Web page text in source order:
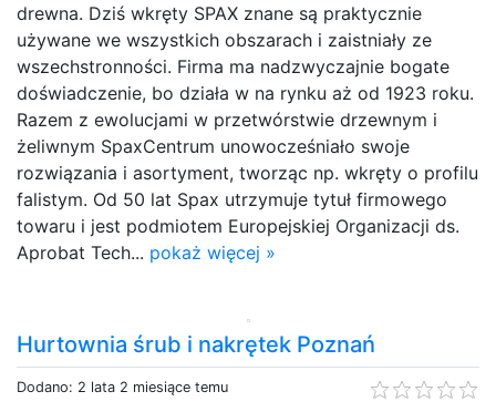
drewna. Dziś wkręty SPAX znane są praktycznie
używane we wszystkich obszarach i zaistniały ze
wszechstronności. Firma ma nadzwyczajnie bogate
doświadczenie, bo działa w na rynku aż od 1923 roku.
Razem z ewolucjami w przetwórstwie drzewnym i
żeliwnym SpaxCentrum unowocześniało swoje
rozwiązania i asortyment, tworząc np. wkręty o profilu
falistym. Od 50 lat Spax utrzymuje tytuł firmowego
towaru i jest podmiotem Europejskiej Organizacji ds.
Aprobat Tech... pokaż więcej »
Hurtownia śrub i nakrętek Poznań
Dodano: 2 lata 2 miesiące temu